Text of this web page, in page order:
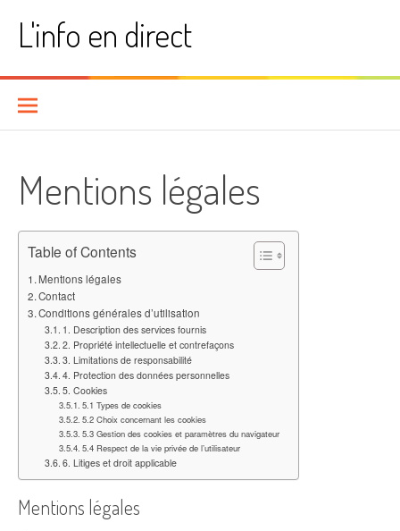
contenuL'info en direct
Mentions légales
Table of Contents
Mentions légales
Contact
Conditions générales d’utilisation
1. Description des services fournis
2. Propriété intellectuelle et contrefaçons
3. Limitations de responsabilité
4. Protection des données personnelles
5. Cookies
5.1 Types de cookies
5.2 Choix concernant les cookies
5.3 Gestion des cookies et paramètres du navigateur
5.4 Respect de la vie privée de l’utilisateur
6. Litiges et droit applicable
Mentions légales